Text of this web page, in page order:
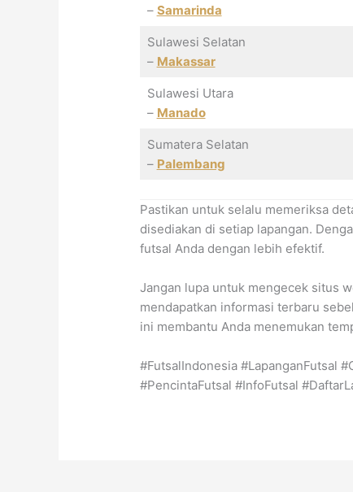
– Samarinda
Sulawesi Selatan
– Makassar
Sulawesi Utara
– Manado
Sumatera Selatan
– Palembang
Pastikan untuk selalu memeriksa
disediakan di setiap lapangan.
futsal Anda dengan lebih efektif.
Jangan lupa untuk mengecek situs
mendapatkan informasi terbaru
ini membantu Anda menemukan
#FutsalIndonesia #LapanganFutsal
#PencintaFutsal #InfoFutsal